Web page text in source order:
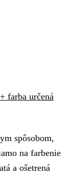
farba určená
spôsobom,
na farbenie
a ošetrená